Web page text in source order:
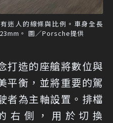
迷人的線條與比例。車身全長
。 圖／Porsche提供
打造的座艙將數位與
平衡，並將重要的駕
者為主軸設置。排檔
右側，用於切換